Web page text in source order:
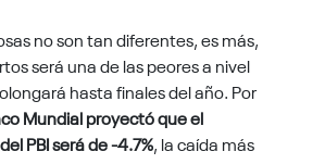
no son tan diferentes, es más,
será una de las peores a nivel
hasta finales del año. Por
Mundial proyectó que el
PBI será de -4.7%, la caída más